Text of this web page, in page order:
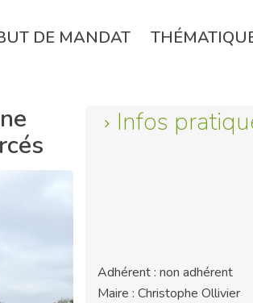
DE MANDAT
Infos
Adhérent : non adhérent
Maire : Christophe Ollivier